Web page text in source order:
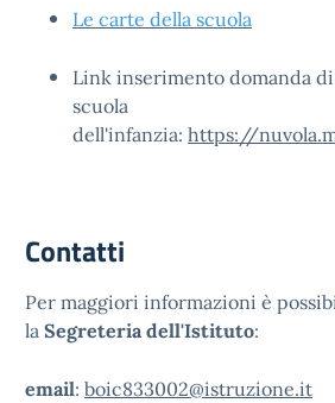
Le carte della scuola
Link inserimento domanda
scuola
dell'infanzia: https://
Contatti
Per maggiori informazioni è
la Segreteria dell'Istituto:
email: boic833002@istruzione.it